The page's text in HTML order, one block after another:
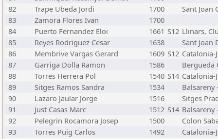
82
Trape Ubeda Jordi 1700
Sant Joan
83
Zamora Flores Ivan
1700
84
Puerto Fernandez Eloi 1661 S12 Llinars,
85
Reyes Rodriguez Cesar 1638
Sant Joan
86
Membrive Vargas Gerard 1609 S12 Catalonia-
87
Garriga Dolla Ramon 1586
Bergueda
88
Torres Herrera Pol 1540 S14 Catalonia-
89
Sitges Ramos Sandra 1534
Balsareny
90
Lazaro Jaular Jorge 1516
Sitges
91
Just Casas Marc 1512 S14 Balsareny
92
Pelegrin Rocamora Josep 1500
Colon
93
Torres Puig Carlos 1492
Catalonia-